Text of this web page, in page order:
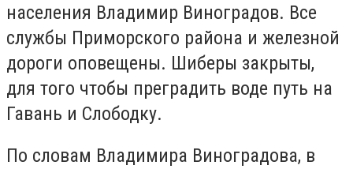
населения Владимир Виноградов. Все
службы Приморского района и железной
дороги оповещены. Шиберы закрыты,
для того чтобы преградить воде путь на
Гавань и Слободку.
По словам Владимира Виноградова, в